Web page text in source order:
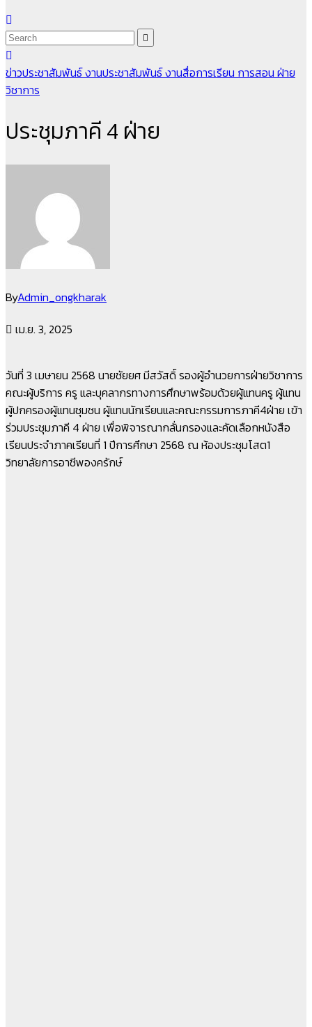
ข่าวประชาสัมพันธ์งานประชาสัมพันธ์งานสื่อการเรียน การสอน ฝ่าย
วิชาการ
ประชุมภาคี 4 ฝ่าย
ByAdmin_ongkharak
เม.ย. 3, 2025
วันที่ 3 เมษายน 2568 นายชัยยศ มีสวัสดิ์ รองผู้อำนวยการฝ่ายวิชาการ
คณะผู้บริการ ครู และบุคลากรทางการศึกษาพร้อมด้วยผู้แทนครู ผู้แทน
ผู้ปกครองผู้แทนชุมชน ผู้แทนนักเรียนและคณะกรรมการภาคี4ฝ่าย เข้า
ร่วมประชุมภาคี 4 ฝ่าย เพื่อพิจารณากลั่นกรองและคัดเลือกหนังสือ
เรียนประจำภาคเรียนที่ 1 ปีการศึกษา 2568 ณ ห้องประชุมโสต1
วิทยาลัยการอาชีพองครักษ์